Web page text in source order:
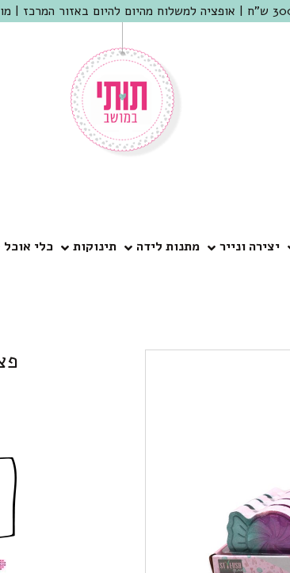
יצירה ונייר מתנות לידה תינוקות כלי אוכל